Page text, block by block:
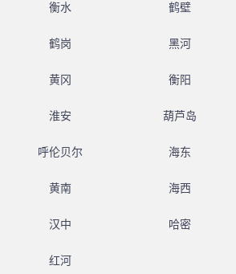
衡水 鹤壁
鹤岗 黑河
黄冈 衡阳
淮安 葫芦岛
呼伦贝尔 海东
黄南 海西
汉中 哈密
红河